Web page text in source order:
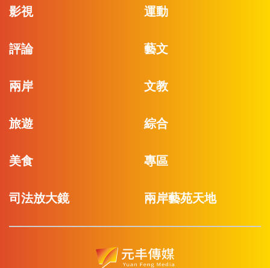
影視 運動
評論 藝文
兩岸 文教
旅遊 綜合
美食 專區
司法放大鏡 兩岸藝苑天地